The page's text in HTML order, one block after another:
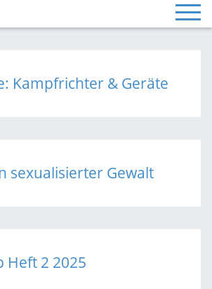
Kampfrichter & Geräte
sexualisierter Gewalt
Heft 2 2025